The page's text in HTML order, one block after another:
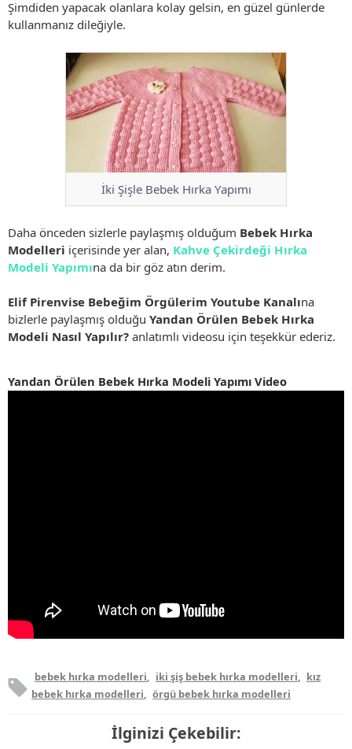
Şimdiden yapacak olanlara kolay gelsin, en güzel günlerde
kullanmanız dileğiyle.
İki Şişle Bebek Hırka Yapımı
Daha önceden sizlerle paylaşmış olduğum Bebek Hırka
Modelleri içerisinde yer alan, Kahve Çekirdeği Hırka
Modeli Yapımına da bir göz atın derim.
Elif Pirenvise Bebeğim Örgülerim Youtube Kanalına
bizlerle paylaşmış olduğu Yandan Örülen Bebek Hırka
Modeli Nasıl Yapılır? anlatımlı videosu için teşekkür ederiz.
Yandan Örülen Bebek Hırka Modeli Yapımı Video
bebek hırka modelleri, iki şiş bebek hırka modelleri, kız
bebek hırka modelleri, örgü bebek hırka modelleri
İlginizi Çekebilir: